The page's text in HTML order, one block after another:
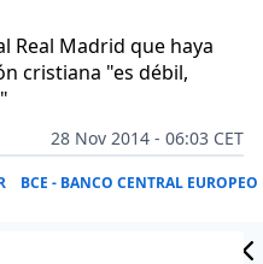
Real Madrid que haya
cristiana "es débil,
28 Nov 2014 - 06:03 CET
BCE - BANCO CENTRAL EUROPEO